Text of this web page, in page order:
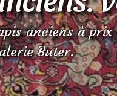
anciens à prix
Buter.